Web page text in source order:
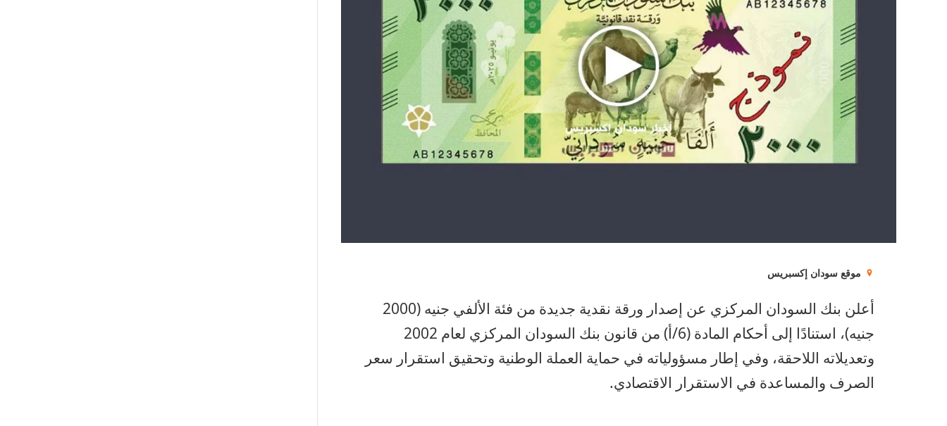
موقع سودان إكسبريس
أعلن بنك السودان المركزي عن إصدار ورقة نقدية جديدة من فئة الألفي جنيه (2000
جنيه)، استنادًا إلى أحكام المادة (6/أ) من قانون بنك السودان المركزي لعام 2002
وتعديلاته اللاحقة، وفي إطار مسؤولياته في حماية العملة الوطنية وتحقيق استقرار سعر
الصرف والمساعدة في الاستقرار الاقتصادي.